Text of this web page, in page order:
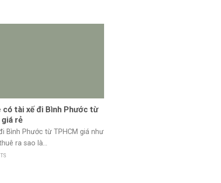
có tài xế đi Bình Phước từ
giá rẻ
Bình Phước từ TPHCM giá như
ra sao là...